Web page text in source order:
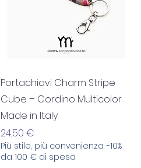
Aperçu rapide
Portachiavi Charm Stripe
Cube – Cordino Multicolor
Made in Italy
Prix
24,50 €
Più stile, più convenienza: -10%
da 100 € di spesa